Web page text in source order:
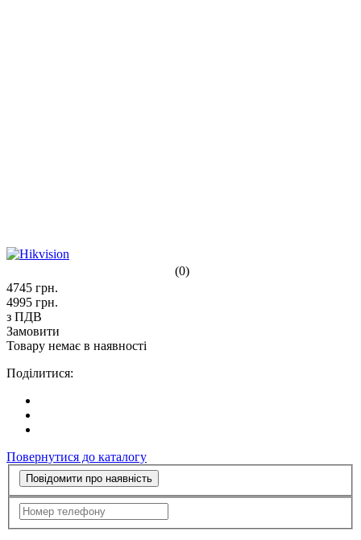
(0)
4745 грн.
4995 грн.
з ПДВ
Замовити
Товару немає в наявності
Поділитися:
Повернутися до каталогу
Повідомити про наявність